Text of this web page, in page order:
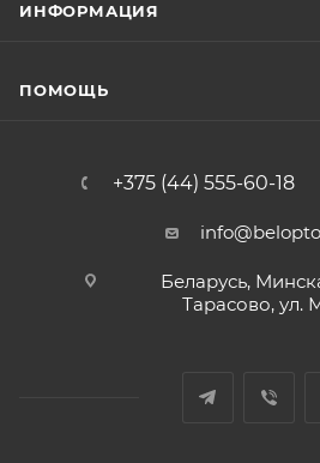
ИНФОРМАЦИЯ
ПОМОЩЬ
+375 (44) 555-60-18
Беларусь,
Тарасово, ул.